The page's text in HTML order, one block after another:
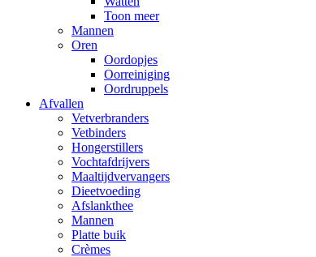
Toon meer
Mannen
Oren
Oordopjes
Oorreiniging
Oordruppels
Afvallen
Vetverbranders
Vetbinders
Hongerstillers
Vochtafdrijvers
Maaltijdvervangers
Dieetvoeding
Afslankthee
Mannen
Platte buik
Crèmes